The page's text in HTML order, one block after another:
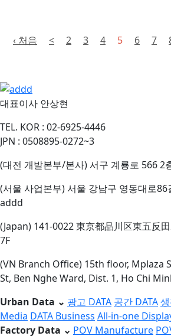
‹ 처음 < 2 3 4 5 6 7
대표이사 안상현
TEL. KOR : 02-6925-4446
JPN : 0508895-0272~3
(대전 개발본부/본사) 서구 계룡로 566 2
(서울 사업본부) 서울 강남구 영동대로
addd
(Japan) 141-0022 東京都品川区東五反
7F
(VN Branch Office) 15th floor, Mplaza
St, Ben Nghe Ward, Dist. 1, Ho Chi
Urban Data ⌄ 광고 DATA 공간 DATA
Media DATA Business All-in-one
Factory Data ⌄ POV Manufacture